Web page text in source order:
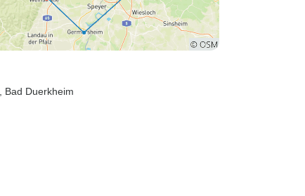
, Bad Duerkheim